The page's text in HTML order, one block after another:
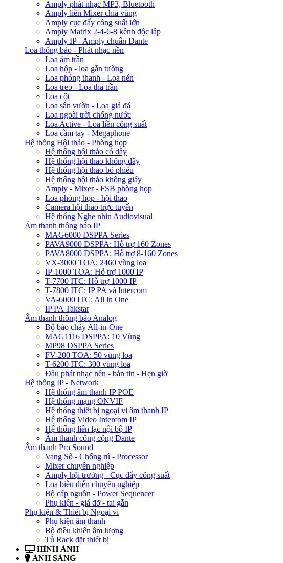
Amply phát nhạc MP3, Bluetooth
Amply liền Mixer chia vùng
Amply cục đẩy công suất lớn
Amply Matrix 2-4-6-8 kênh độc lập
Amply IP - Amply chuẩn Dante
Loa thông báo - Phát nhạc nền
Loa âm trần
Loa hộp - loa gắn tường
Loa phóng thanh - Loa nén
Loa treo - Loa thả trần
Loa cột
Loa sân vườn - Loa giả đá
Loa ngoài trời chống nước
Loa Active - Loa liền công suất
Loa cầm tay - Megaphone
Hệ thống Hội thảo - Phòng họp
Hệ thống hội thảo có dây
Hệ thống hội thảo không dây
Hệ thống hội thảo bỏ phiếu
Hệ thống hội thảo không giấy
Amply - Mixer - FSB phòng họp
Loa phòng họp - hội thảo
Camera hội thảo trực tuyến
Hệ thống Nghe nhìn Audiovisual
Âm thanh thông báo IP
MAG6000 DSPPA Series
PAVA9000 DSPPA: Hỗ trợ 160 Zones
PAVA8000 DSPPA: Hỗ trợ 8-160 Zones
VX-3000 TOA: 2460 vùng loa
IP-1000 TOA: Hỗ trợ 1000 IP
T-7700 ITC: Hỗ trợ 1000 IP
T-7800 ITC: IP PA và Intercom
VA-6000 ITC: All in One
IP PA Takstar
Âm thanh thông báo Analog
Bộ báo cháy All-in-One
MAG1116 DSPPA: 10 Vùng
MP98 DSPPA Series
FV-200 TOA: 50 vùng loa
T-6200 ITC: 300 vùng loa
Đầu phát nhạc nền - bản tin - Hẹn giờ
Hệ thống IP - Network
Hệ thống âm thanh IP POE
Hệ thống mạng ONVIF
Hệ thống thiết bị ngoại vi âm thanh IP
Hệ thống Video Intercom IP
Hệ thống liên lạc nội bộ IP
Âm thanh công cộng Dante
Âm thanh Pro Sound
Vang Số - Chống rú - Processor
Mixer chuyên nghiệp
Amply hội trường - Cục đẩy công suất
Loa biễu diễn chuyên nghiệp
Bộ cấp nguồn - Power Sequencer
Phụ kiện - giá đỡ - tai gắn
Phụ kiện & Thiết bị Ngoại vi
Phụ kiện âm thanh
Bộ điều khiển âm lượng
Tủ Rack đặt thiết bị
HÌNH ẢNH
ÁNH SÁNG